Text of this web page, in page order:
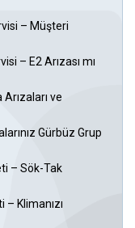
– Müşteri
– E2 Arızası mı
ve
Gürbüz Grup
– Sök-Tak
Klimanızı